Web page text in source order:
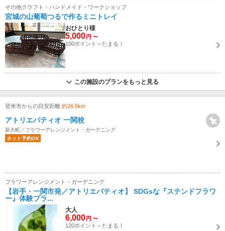
その他クラフト・ハンドメイド・ワークショップ
宮城の山葡萄つるで作るミニトレイ
おひとり様
5,000 円 ～
100ポイント～たまる！
この施設のプランをもっと見る
登米市からの目安距離 約26.5km
アトリエパティオ 一関校
新大町／フラワーアレンジメント・ガーデニング
ネット予約OK
フラワーアレンジメント・ガーデニング
【岩手・一関市発／アトリエパティオ】 SDGsな『ステンドフラワ
ー』体験プラ...
大人
6,000 円 ～
120ポイント～たまる！